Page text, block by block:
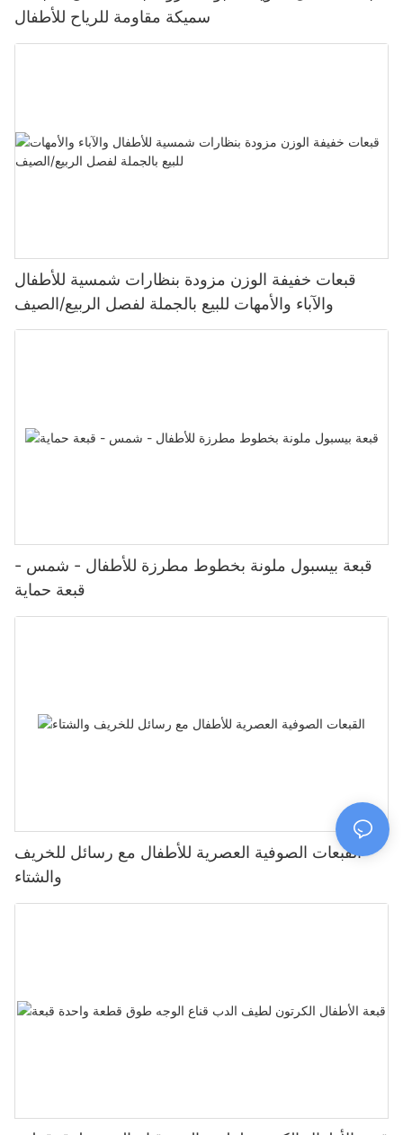
سميكة مقاومة للرياح للأطفال
قبعات خفيفة الوزن مزودة بنظارات شمسية للأطفال
والآباء والأمهات للبيع بالجملة لفصل الربيع/الصيف
قبعة بيسبول ملونة بخطوط مطرزة للأطفال - شمس -
قبعة حماية
القبعات الصوفية العصرية للأطفال مع رسائل للخريف
والشتاء